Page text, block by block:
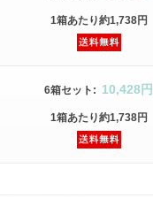
1箱あたり約1,738円
6箱セット : 10,428円
1箱あたり約1,738円